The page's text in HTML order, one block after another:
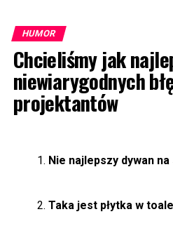
HUMOR
Chcieliśmy jak
niewiarygodnych
projektantów
Nie najlepszy dywan
Taka jest płytka w